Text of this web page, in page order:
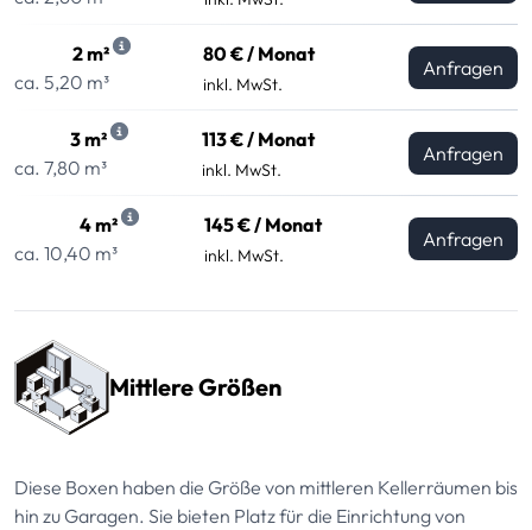
2 m²
ca. 5,20 m³
80 € / Monat
inkl. MwSt.
Anfragen
3 m²
ca. 7,80 m³
113 € / Monat
inkl. MwSt.
Anfragen
4 m²
ca. 10,40 m³
145 € / Monat
inkl. MwSt.
Anfragen
Mittlere Größen
Diese Boxen haben die Größe von mittleren Kellerräumen bis
hin zu Garagen. Sie bieten Platz für die Einrichtung von